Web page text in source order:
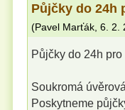
Půjčky do 24h
(Pavel Marťák 6. 2.
Půjčky do 24h
Soukromá
Poskytneme